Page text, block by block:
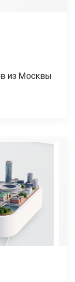
из Москвы